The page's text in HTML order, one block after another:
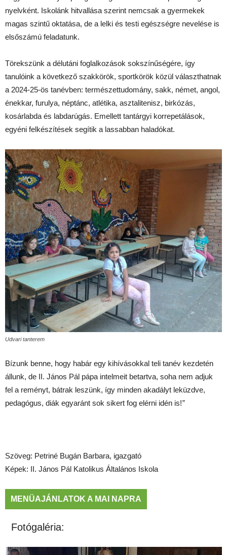
nyelvként. Iskolánk hitvallása szerint nemcsak a gyermekek
magas szintű oktatása, de a lelki és testi egészségre nevelése is
elsőszámú feladatunk.
Törekszünk a délutáni foglalkozások sokszínűségére, így
tanulóink a következő szakkörök, sportkörök közül választhatnak
a 2024-25-ös tanévben: természettudomány, sakk, német, angol,
énekkar, furulya, néptánc, atlétika, asztalitenisz, birkózás,
kosárlabda és labdarúgás. Emellett tantárgyi korrepetálások,
egyéni felkészítések segítik a lassabban haladókat.
Udvari tanterem
Bízunk benne, hogy habár egy kihívásokkal teli tanév kezdetén
állunk, de II. János Pál pápa intelmeit betartva, soha nem adjuk
fel a reményt, bátrak leszünk, így minden akadályt leküzdve,
pedagógus, diák egyaránt sok sikert fog elérni idén is!”
Szöveg: Petriné Bugán Barbara, igazgató
Képek: II. János Pál Katolikus Általános Iskola
MENÜAJÁNLATOK A MAI NAPRA
Fotógaléria: